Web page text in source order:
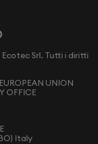
Srl. Tutti i diritti
UNION
OFFICE
Italy